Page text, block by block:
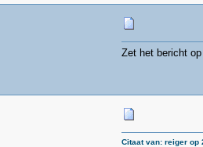
Zet het bericht
Citaat van: reiger op